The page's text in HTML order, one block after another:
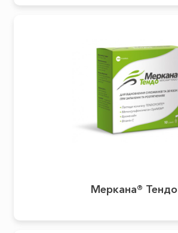
Меркана® Тендо